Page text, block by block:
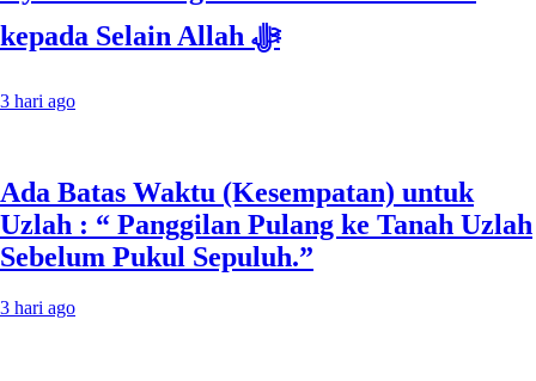
kepada Selain Allah ﷻ
3 hari ago
Ada Batas Waktu (Kesempatan) untuk
Uzlah : “ Panggilan Pulang ke Tanah Uzlah
Sebelum Pukul Sepuluh.”
3 hari ago